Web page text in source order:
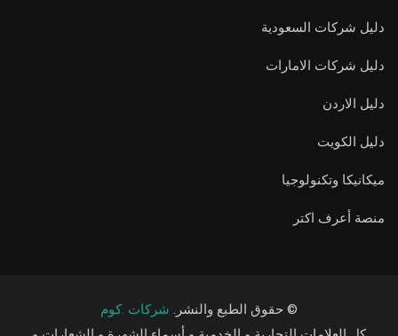
دليل شركات السعودية
دليل شركات الامارات
دليل الاردن
دليل الكويت
ميكانيكا وتكنولوجيا
منصة أعرف اكتر
© حقوق الطبع والنشر. شركات .كوم